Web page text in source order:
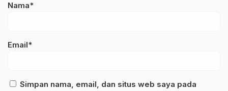
Nama*
Email*
Simpan nama, email, dan situs web saya pada